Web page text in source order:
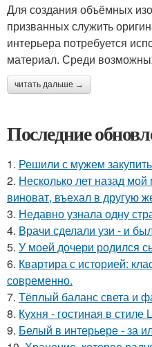
Для создания объёмных
призванных служить
интерьера потребуется
материал. Среди
читать дальше →
Последние
1. Решили с мужем
2. Несколько лет назад
виноват, въехал в другую
3. Недавно узнала одну
4. Врачи сделали узи - и
5. У моей дочери родился
6. Квартира с историей:
современно.
7. Тёплый баланс света и
8. Кухня - гостиная в стиле
9. Белый в интерьере - за